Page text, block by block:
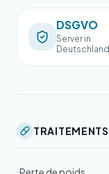
DSGVO
Server in
Deutschland
TRAITEMENTS